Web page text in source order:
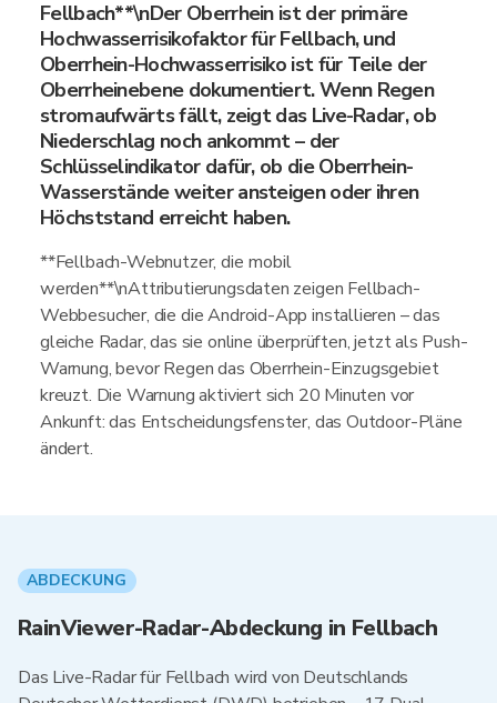
Fellbach**\nDer Oberrhein ist der primäre
Hochwasserrisikofaktor für Fellbach, und
Oberrhein-Hochwasserrisiko ist für Teile der
Oberrheinebene dokumentiert. Wenn Regen
stromaufwärts fällt, zeigt das Live-Radar, ob
Niederschlag noch ankommt – der
Schlüsselindikator dafür, ob die Oberrhein-
Wasserstände weiter ansteigen oder ihren
Höchststand erreicht haben.
**Fellbach-Webnutzer, die mobil
werden**\nAttributierungsdaten zeigen Fellbach-
Webbesucher, die die Android-App installieren – das
gleiche Radar, das sie online überprüften, jetzt als Push-
Warnung, bevor Regen das Oberrhein-Einzugsgebiet
kreuzt. Die Warnung aktiviert sich 20 Minuten vor
Ankunft: das Entscheidungsfenster, das Outdoor-Pläne
ändert.
ABDECKUNG
RainViewer-Radar-Abdeckung in Fellbach
Das Live-Radar für Fellbach wird von Deutschlands